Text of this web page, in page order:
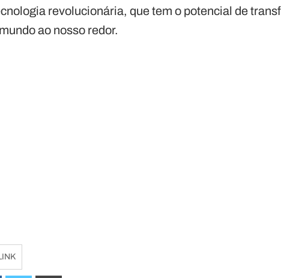
revolucionária, que tem o potencial de
ao nosso redor.